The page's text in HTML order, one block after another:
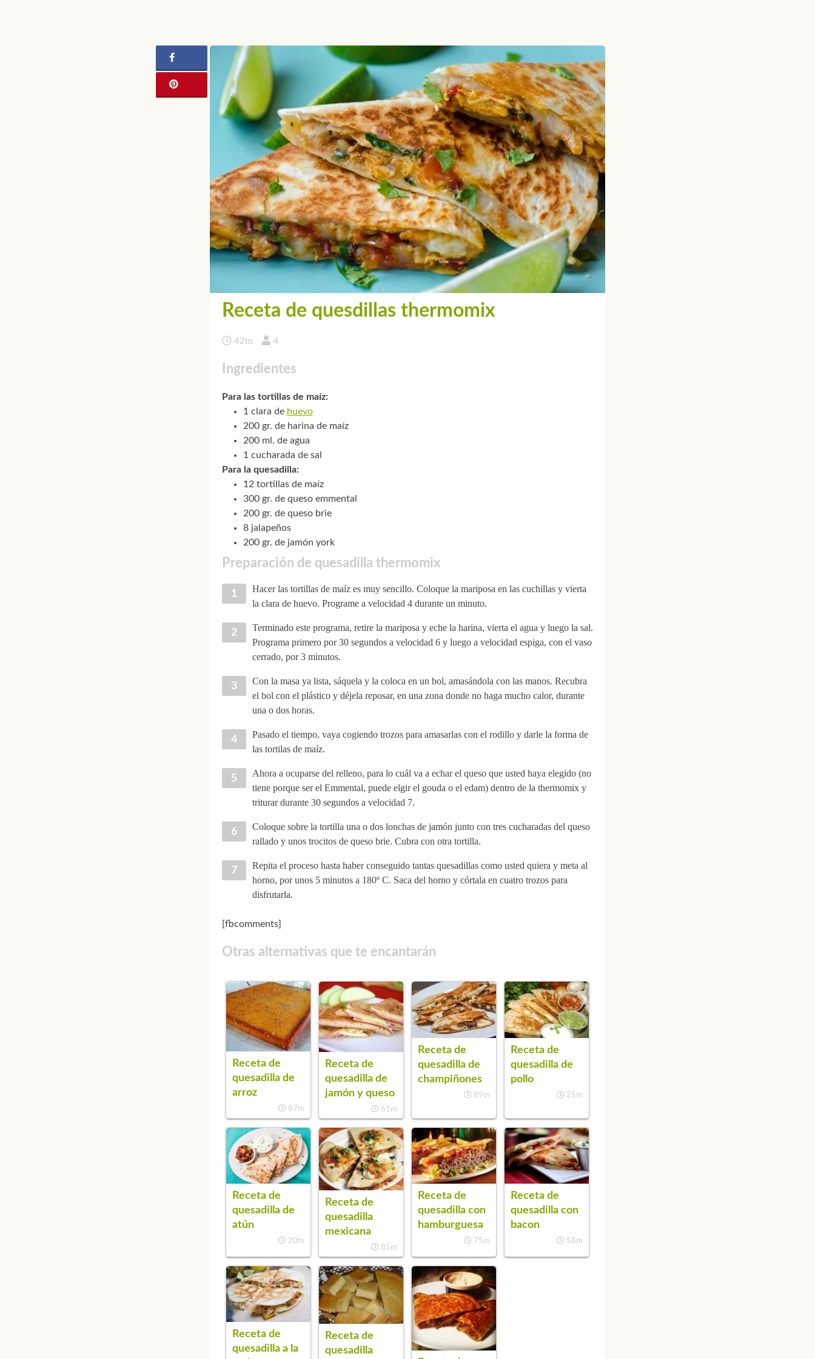
Receta de quesdillas thermomix
42m 4
Ingredientes
Para las tortillas de maíz:
1 clara de huevo
200 gr. de harina de maíz
200 ml. de agua
1 cucharada de sal
Para la quesadilla:
12 tortillas de maíz
300 gr. de queso emmental
200 gr. de queso brie
8 jalapeños
200 gr. de jamón york
Preparación de quesadilla thermomix
Hacer las tortillas de maíz es muy sencillo. Coloque la mariposa en las cuchillas y vierta
la clara de huevo. Programe a velocidad 4 durante un minuto.
Terminado este programa, retire la mariposa y eche la harina, vierta el agua y luego la sal.
Programa primero por 30 segundos a velocidad 6 y luego a velocidad espiga, con el vaso
cerrado, por 3 minutos.
Con la masa ya lista, sáquela y la coloca en un bol, amasándola con las manos. Recubra
el bol con el plástico y déjela reposar, en una zona donde no haga mucho calor, durante
una o dos horas.
Pasado el tiempo, vaya cogiendo trozos para amasarlas con el rodillo y darle la forma de
las tortilas de maíz.
Ahora a ocuparse del relleno, para lo cuál va a echar el queso que usted haya elegido (no
tiene porque ser el Emmental, puede elgir el gouda o el edam) dentro de la thermomix y
triturar durante 30 segundos a velocidad 7.
Coloque sobre la tortilla una o dos lonchas de jamón junto con tres cucharadas del queso
rallado y unos trocitos de queso brie. Cubra con otra tortilla.
Repita el proceso hasta haber conseguido tantas quesadillas como usted quiera y meta al
horno, por unos 5 minutos a 180º C. Saca del horno y córtala en cuatro trozos para
disfrutarla.
[fbcomments]
Otras alternativas que te encantarán
Receta de
quesadilla de
arroz
87m
Receta de
quesadilla de
jamón y queso
61m
Receta de
quesadilla de
champiñones
89m
Receta de
quesadilla de
pollo
25m
Receta de
quesadilla de
atún
20m
Receta de
quesadilla
mexicana
85m
Receta de
quesadilla con
hamburguesa
75m
Receta de
quesadilla con
bacon
58m
Receta de
quesadilla a la
Receta de
quesadilla